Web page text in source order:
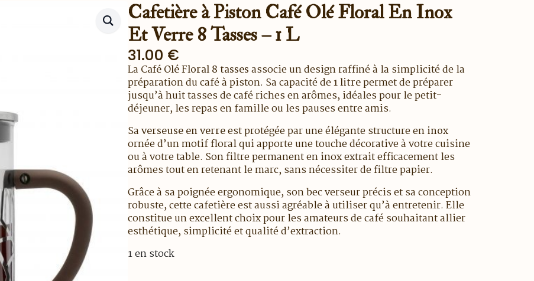
Cafetière à Piston Café Olé Floral En Inox
Et Verre 8 Tasses – 1 L
31.00 €
La Café Olé Floral 8 tassesassocie un design raffiné à la simplicité de la
préparation du café à piston. Sa capacité de1 litrepermet de préparer
jusqu’à huit tasses de café riches en arômes, idéales pour le petit-
déjeuner, les repas en famille ou les pauses entre amis.
Saverseuse en verreest protégée par une élégante structure eninox
ornée d’un motif floral qui apporte une touche décorative à votre cuisine
ou à votre table. Son filtre permanent en inox extrait efficacement les
arômes tout en retenant le marc, sans nécessiter de filtre papier.
Grâce à sa poignée ergonomique, son bec verseur précis et sa conception
robuste, cette cafetière est aussi agréable à utiliser qu’à entretenir. Elle
constitue un excellent choix pour les amateurs de café souhaitant allier
esthétique, simplicité et qualité d’extraction.
1 en stock